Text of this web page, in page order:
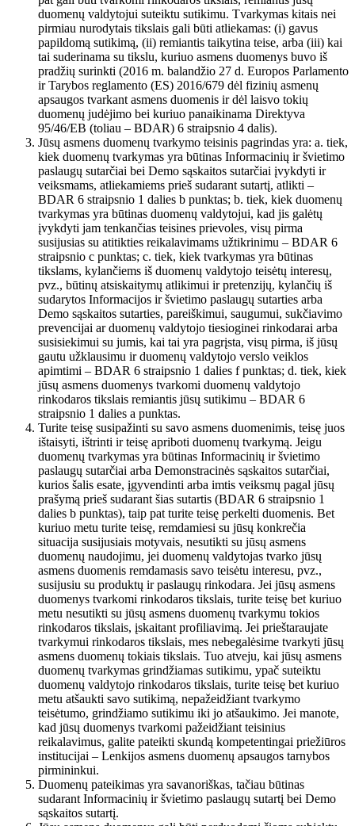
duomenų valdytojui suteiktu sutikimu. Tvarkymas kitais nei
pirmiau nurodytais tikslais gali būti atliekamas: (i) gavus
papildomą sutikimą, (ii) remiantis taikytina teise, arba (iii) kai
tai suderinama su tikslu, kuriuo asmens duomenys buvo iš
pradžių surinkti (2016 m. balandžio 27 d. Europos Parlamento
ir Tarybos reglamento (ES) 2016/679 dėl fizinių asmenų
apsaugos tvarkant asmens duomenis ir dėl laisvo tokių
duomenų judėjimo bei kuriuo panaikinama Direktyva
95/46/EB (toliau – BDAR) 6 straipsnio 4 dalis).
Jūsų asmens duomenų tvarkymo teisinis pagrindas yra: a. tiek,
kiek duomenų tvarkymas yra būtinas Informacinių ir švietimo
paslaugų sutarčiai bei Demo sąskaitos sutarčiai įvykdyti ir
veiksmams, atliekamiems prieš sudarant sutartį, atlikti –
BDAR 6 straipsnio 1 dalies b punktas; b. tiek, kiek duomenų
tvarkymas yra būtinas duomenų valdytojui, kad jis galėtų
įvykdyti jam tenkančias teisines prievoles, visų pirma
susijusias su atitikties reikalavimams užtikrinimu – BDAR 6
straipsnio c punktas; c. tiek, kiek tvarkymas yra būtinas
tikslams, kylančiems iš duomenų valdytojo teisėtų interesų,
pvz., būtinų atsiskaitymų atlikimui ir pretenzijų, kylančių iš
sudarytos Informacijos ir švietimo paslaugų sutarties arba
Demo sąskaitos sutarties, pareiškimui, saugumui, sukčiavimo
prevencijai ar duomenų valdytojo tiesioginei rinkodarai arba
susisiekimui su jumis, kai tai yra pagrįsta, visų pirma, iš jūsų
gautu užklausimu ir duomenų valdytojo verslo veiklos
apimtimi – BDAR 6 straipsnio 1 dalies f punktas; d. tiek, kiek
jūsų asmens duomenys tvarkomi duomenų valdytojo
rinkodaros tikslais remiantis jūsų sutikimu – BDAR 6
straipsnio 1 dalies a punktas.
Turite teisę susipažinti su savo asmens duomenimis, teisę juos
ištaisyti, ištrinti ir teisę apriboti duomenų tvarkymą. Jeigu
duomenų tvarkymas yra būtinas Informacinių ir švietimo
paslaugų sutarčiai arba Demonstracinės sąskaitos sutarčiai,
kurios šalis esate, įgyvendinti arba imtis veiksmų pagal jūsų
prašymą prieš sudarant šias sutartis (BDAR 6 straipsnio 1
dalies b punktas), taip pat turite teisę perkelti duomenis. Bet
kuriuo metu turite teisę, remdamiesi su jūsų konkrečia
situacija susijusiais motyvais, nesutikti su jūsų asmens
duomenų naudojimu, jei duomenų valdytojas tvarko jūsų
asmens duomenis remdamasis savo teisėtu interesu, pvz.,
susijusiu su produktų ir paslaugų rinkodara. Jei jūsų asmens
duomenys tvarkomi rinkodaros tikslais, turite teisę bet kuriuo
metu nesutikti su jūsų asmens duomenų tvarkymu tokios
rinkodaros tikslais, įskaitant profiliavimą. Jei prieštaraujate
tvarkymui rinkodaros tikslais, mes nebegalėsime tvarkyti jūsų
asmens duomenų tokiais tikslais. Tuo atveju, kai jūsų asmens
duomenų tvarkymas grindžiamas sutikimu, ypač suteiktu
duomenų valdytojo rinkodaros tikslais, turite teisę bet kuriuo
metu atšaukti savo sutikimą, nepažeidžiant tvarkymo
teisėtumo, grindžiamo sutikimu iki jo atšaukimo. Jei manote,
kad jūsų duomenys tvarkomi pažeidžiant teisinius
reikalavimus, galite pateikti skundą kompetentingai priežiūros
institucijai – Lenkijos asmens duomenų apsaugos tarnybos
pirmininkui.
Duomenų pateikimas yra savanoriškas, tačiau būtinas
sudarant Informacinių ir švietimo paslaugų sutartį bei Demo
sąskaitos sutartį.